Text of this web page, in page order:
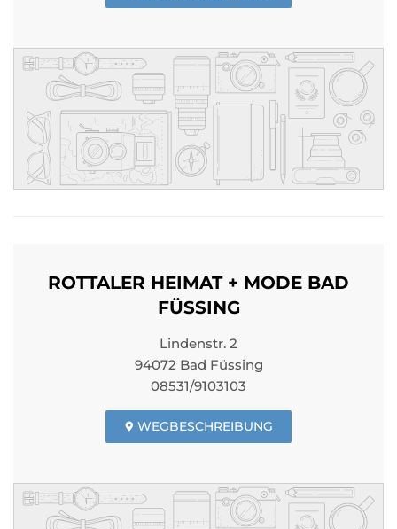
ROTTALER HEIMAT + MODE BAD
FÜSSING
Lindenstr. 2
94072 Bad Füssing
08531/9103103
WEGBESCHREIBUNG